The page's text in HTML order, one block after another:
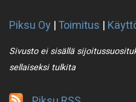
Piksu Oy |Toimitus |
Sivusto ei sisällä
sellaiseksi tulkita